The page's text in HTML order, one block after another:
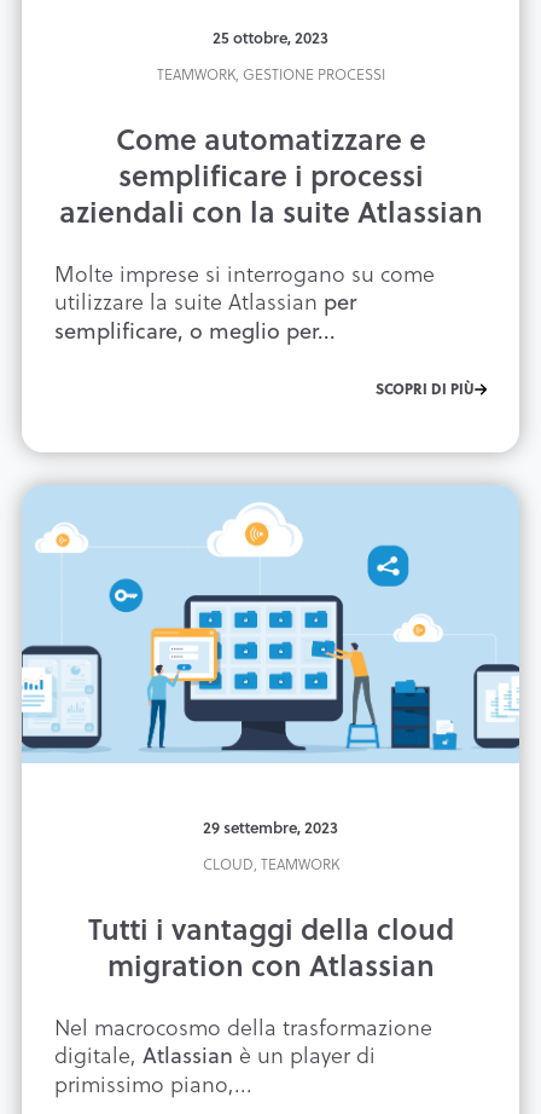
25 ottobre, 2023
TEAMWORK, GESTIONE PROCESSI
Come automatizzare e
semplificare i processi
aziendali con la suite Atlassian
Molte imprese si interrogano su come
utilizzare la suite Atlassian per
semplificare, o meglio per...
SCOPRI DI PIÙ
29 settembre, 2023
CLOUD, TEAMWORK
Tutti i vantaggi della cloud
migration con Atlassian
Nel macrocosmo della trasformazione
digitale, Atlassian è un player di
primissimo piano,...